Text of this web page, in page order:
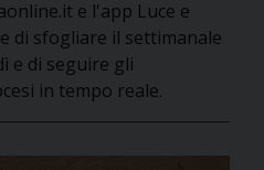
e l'app Luce e
di sfogliare il settimanale
e di seguire gli
in tempo reale.